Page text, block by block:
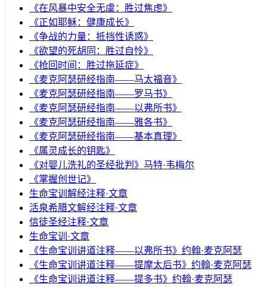
《在风暴中安全无虞：胜过焦虑》
《正如耶稣：健康成长》
《争战的力量：抵挡性诱惑》
《欲望的死胡同：胜过自怜》
《抢回时间：胜过拖延症》
《麦克阿瑟研经指南——马太福音》
《麦克阿瑟研经指南——罗马书》
《麦克阿瑟研经指南——以弗所书》
《麦克阿瑟研经指南——雅各书》
《麦克阿瑟研经指南——基本真理》
《属灵成长的钥匙》
《对婴儿洗礼的圣经批判》马特·韦梅尔
《掌握创世记》
生命宝训解经注释·文章
活泉希腊文解经注释·文章
信徒圣经注释·文章
生命宝训·文章
《生命宝训讲道注释——以弗所书》约翰·麦克阿瑟
《生命宝训讲道注释——提摩太后书》约翰·麦克阿瑟
《生命宝训讲道注释——提多书》约翰·麦克阿瑟